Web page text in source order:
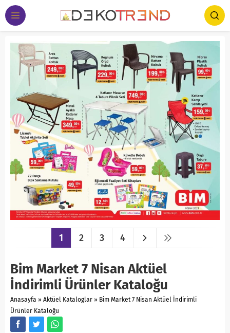
1 2 3 4
Bim Market 7 Nisan Aktüel
İndirimli Ürünler Kataloğu
Anasayfa » Aktüel Kataloglar » Bim Market 7 Nisan Aktüel İndirimli
Ürünler Kataloğu